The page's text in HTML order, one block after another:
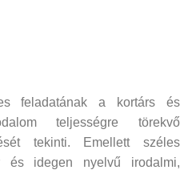
feladatának a kortárs és
teljességre törekvő
tekinti. Emellett széles
és idegen nyelvű irodalmi,